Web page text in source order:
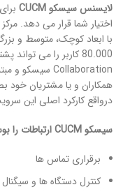
لایسنس سیسکو CUCM
با ابعاد کوچک، متوسط و
80.000 کاربر را می
همکاران و یا مشتریان خود
درواقع کارکرد اصلی این
سیسکو CUCM ارتباطات را بوسیله موارد زیر بهبود میبخشد :
برقراری تماس ها
کنترل دستگاه ها و